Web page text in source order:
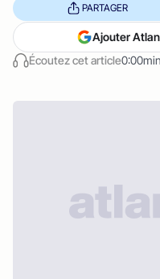
Écoutez cet article0:00min
PARTAGER
Ajouter